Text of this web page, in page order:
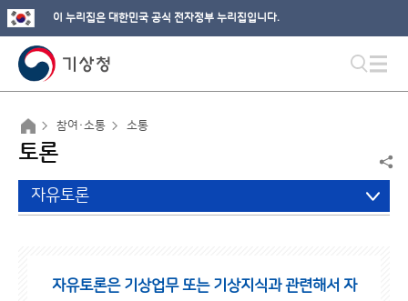
이 누리집은 대한민국 공식 전자정부 누리집입니다.
참여·소통 소통
토론
자유토론
자유토론은 기상업무 또는 기상지식과 관련해서 자